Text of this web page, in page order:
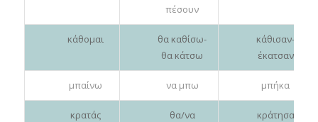
πέσουν
κάθομαι
θα καθίσω-
θα κάτσω
κάθισαν-
έκατσαν
μπαίνω να μπω μπήκα
κρατάς
θα/να
κράτησα